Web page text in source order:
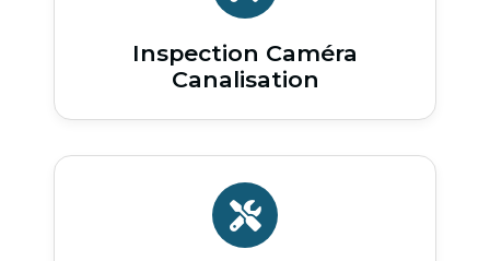
Inspection Caméra
Canalisation